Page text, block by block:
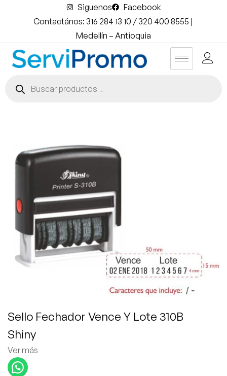
Siguenos
Facebook
Contactános: 316 284 13 10 / 320 400 8555 |
Medellín – Antioquia
Sello Fechador Vence Y Lote 310B
Shiny
Ver más